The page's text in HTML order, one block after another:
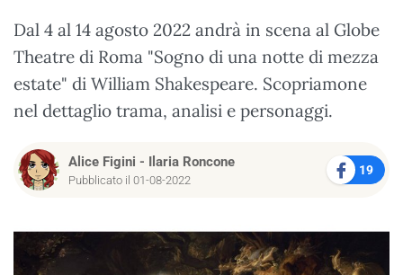
Dal 4 al 14 agosto 2022 andrà in scena al Globe
Theatre di Roma "Sogno di una notte di mezza
estate" di William Shakespeare. Scopriamone
nel dettaglio trama, analisi e personaggi.
Alice Figini - Ilaria Roncone
Pubblicato il 01-08-2022
19